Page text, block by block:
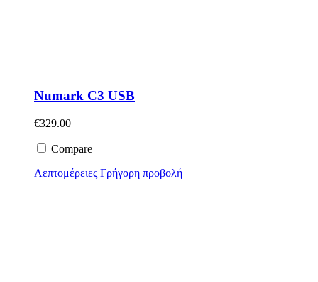
Numark C3 USB
€329.00
Compare
Λεπτομέρειες Γρήγορη προβολή